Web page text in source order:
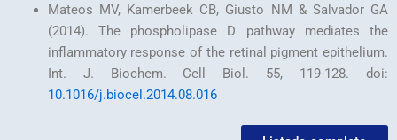
Mateos MV, Kamerbeek CB, Giusto NM & Salvador GA
(2014). The phospholipase D pathway mediates the
inflammatory response of the retinal pigment epithelium.
Int. J. Biochem. Cell Biol. 55, 119-128. doi:
10.1016/j.biocel.2014.08.016